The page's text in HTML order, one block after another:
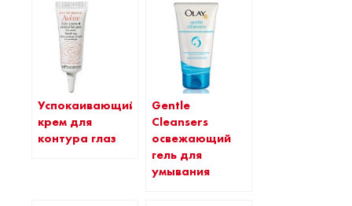
Успокаивающий
крем для
контура глаз
Gentle
Cleansers
освежающий
гель для
умывания